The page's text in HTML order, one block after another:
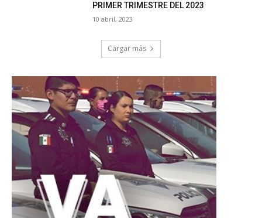
PRIMER TRIMESTRE DEL 2023
10 abril, 2023
Cargar más